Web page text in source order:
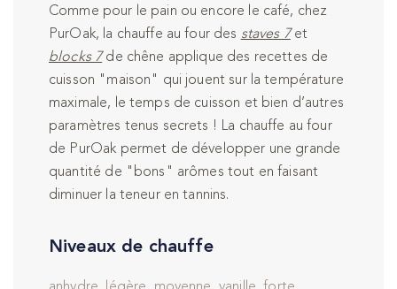
Comme pour le pain ou encore le café, chez
PurOak, la chauffe au four des staves 7et
blocks 7de chêne applique des recettes de
cuisson "maison" qui jouent sur la température
maximale, le temps de cuisson et bien d’autres
paramètres tenus secrets ! La chauffe au four
de PurOak permet de développer une grande
quantité de "bons" arômes tout en faisant
diminuer la teneur en tannins.
Niveaux de chauffe